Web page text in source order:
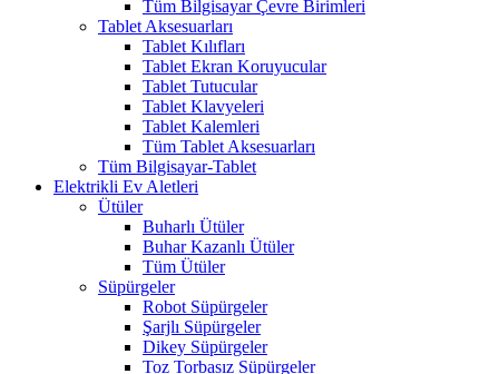
Tüm Bilgisayar Çevre Birimleri
Tablet Aksesuarları
Tablet Kılıfları
Tablet Ekran Koruyucular
Tablet Tutucular
Tablet Klavyeleri
Tablet Kalemleri
Tüm Tablet Aksesuarları
Tüm Bilgisayar-Tablet
Elektrikli Ev Aletleri
Ütüler
Buharlı Ütüler
Buhar Kazanlı Ütüler
Tüm Ütüler
Süpürgeler
Robot Süpürgeler
Şarjlı Süpürgeler
Dikey Süpürgeler
Toz Torbasız Süpürgeler